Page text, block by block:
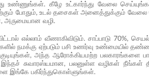
உண்ணுங்கள். கீழே உட்கார்ந்து வேலை
போதும், உடல் தசைகள் அனைத்துக்கும் வேலை
அருமையான வழி.
எல்லாம் வீணாகிவிடும். சாப்பாடு 70%,
நமக்கு ஏற்படும் பசி உணர்வு உண்மையில்
அந்த ஆரோக்கியமற்ற பலகாரங்களை
சுவாரஸ்யமான, பலனுள்ள வழிகள் நீங்கள்
இங்கே பகிர்ந்துகொள்ளுங்கள்.